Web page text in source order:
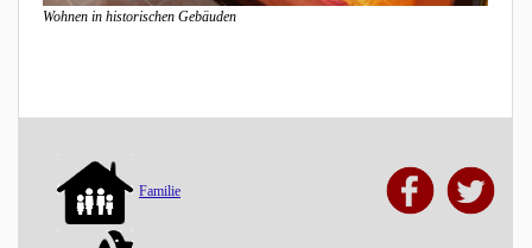
Wohnen in historischen Gebäuden
Familie